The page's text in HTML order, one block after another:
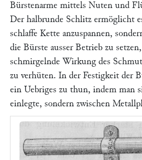
Bürstenarme mittels Nuten und
Der halbrunde Schlitz ermöglicht
schlaffe Kette anzuspannen,
die Bürste ausser Betrieb zu
schmirgelnde Wirkung des
zu verhüten. In der Festigkeit der
ein Uebriges zu thun, indem man
einlegte, sondern zwischen